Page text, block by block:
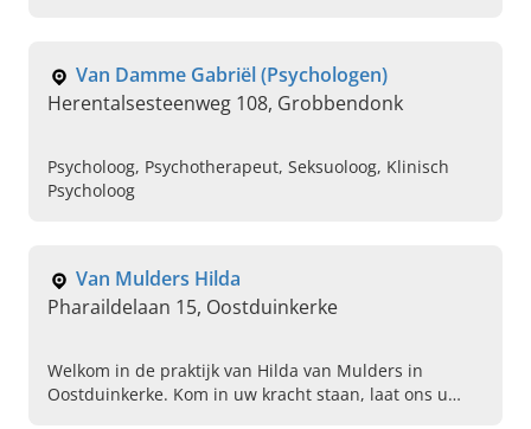
Van Damme Gabriël (Psychologen)
Herentalsesteenweg 108, Grobbendonk
Psycholoog, Psychotherapeut, Seksuoloog, Klinisch
Psycholoog
Van Mulders Hilda
Pharaildelaan 15, Oostduinkerke
Welkom in de praktijk van Hilda van Mulders in
Oostduinkerke. Kom in uw kracht staan, laat ons u